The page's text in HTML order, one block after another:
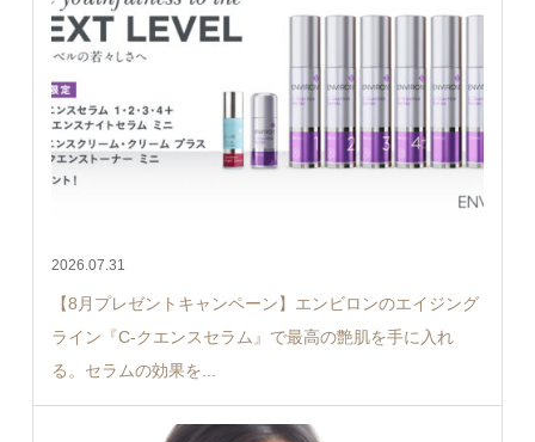
2026.07.31
【8月プレゼントキャンペーン】エンビロンのエイジング
ライン『C-クエンスセラム』で最高の艶肌を手に入れ
る。セラムの効果を...